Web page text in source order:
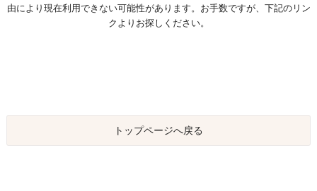
由により現在利用できない可能性があります。お手数ですが、下記のリン
クよりお探しください。
トップページへ戻る